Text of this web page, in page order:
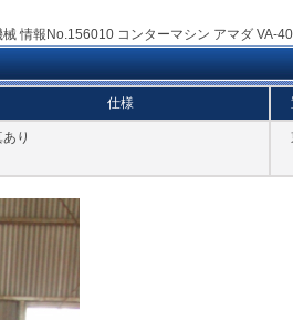
械 情報No.156010 コンターマシン アマダ VA-
仕様
り